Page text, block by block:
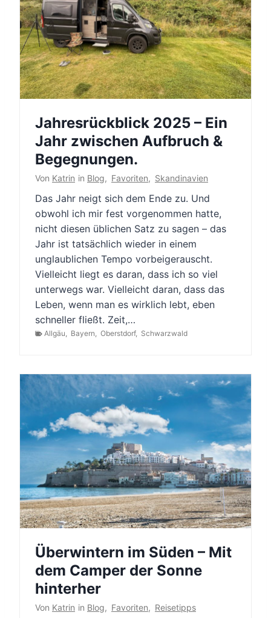
Jahresrückblick 2025 – Ein
Jahr zwischen Aufbruch &
Begegnungen.
Von Katrin in Blog, Favoriten, Skandinavien
Das Jahr neigt sich dem Ende zu. Und
obwohl ich mir fest vorgenommen hatte,
nicht diesen üblichen Satz zu sagen – das
Jahr ist tatsächlich wieder in einem
unglaublichen Tempo vorbeigerauscht.
Vielleicht liegt es daran, dass ich so viel
unterwegs war. Vielleicht daran, dass das
Leben, wenn man es wirklich lebt, eben
schneller fließt. Zeit,…
Allgäu Bayern Oberstdorf, Schwarzwald
Überwintern im Süden – Mit
dem Camper der Sonne
hinterher
Von Katrin in Blog, Favoriten, Reisetipps